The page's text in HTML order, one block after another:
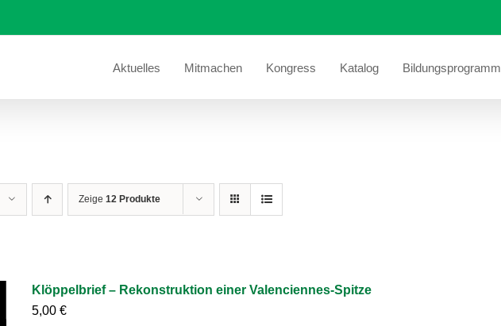
Aktuelles Mitmachen Kongress Katalog Bildungsprogramm
Zeige 12 Produkte
Klöppelbrief – Rekonstruktion einer Valenciennes-Spitze
5,00€